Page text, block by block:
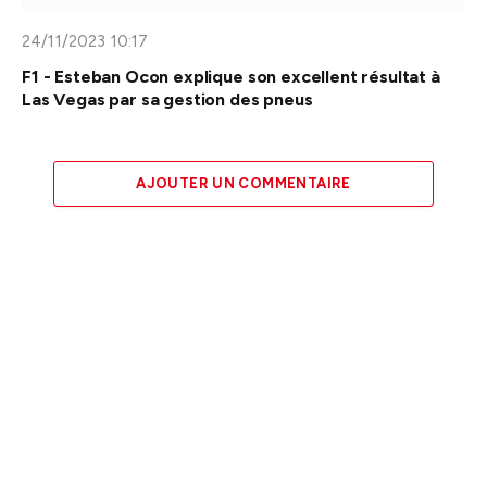
24/11/2023 10:17
F1 - Esteban Ocon explique son excellent résultat à
Las Vegas par sa gestion des pneus
AJOUTER UN COMMENTAIRE